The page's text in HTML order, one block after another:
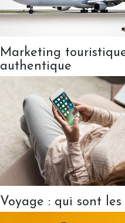
Marketing
authentique
Voyage : qui sont